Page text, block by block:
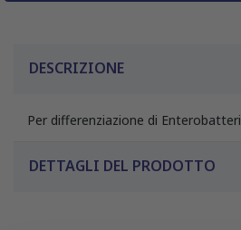
DESCRIZIONE
Per differenziazione di Enterobatteri
DETTAGLI DEL PRODOTTO